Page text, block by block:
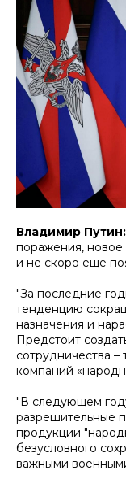
Владимир Путин:
поражения, новое
и не скоро еще
"За последние
тенденцию
назначения и
Предстоит
сотрудничества –
компаний
"В следующем
разрешительные
продукции
безусловного
важными